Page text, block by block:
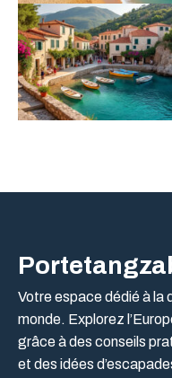
Votre espace dédié à la
monde. Explorez
grâce à des conseils
et des idées